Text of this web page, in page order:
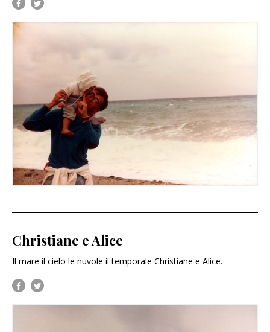
Christiane e Alice
Il mare il cielo le nuvole il temporale Christiane e Alice.